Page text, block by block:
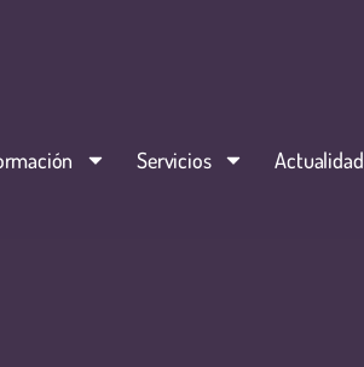
Servicios Actualidad